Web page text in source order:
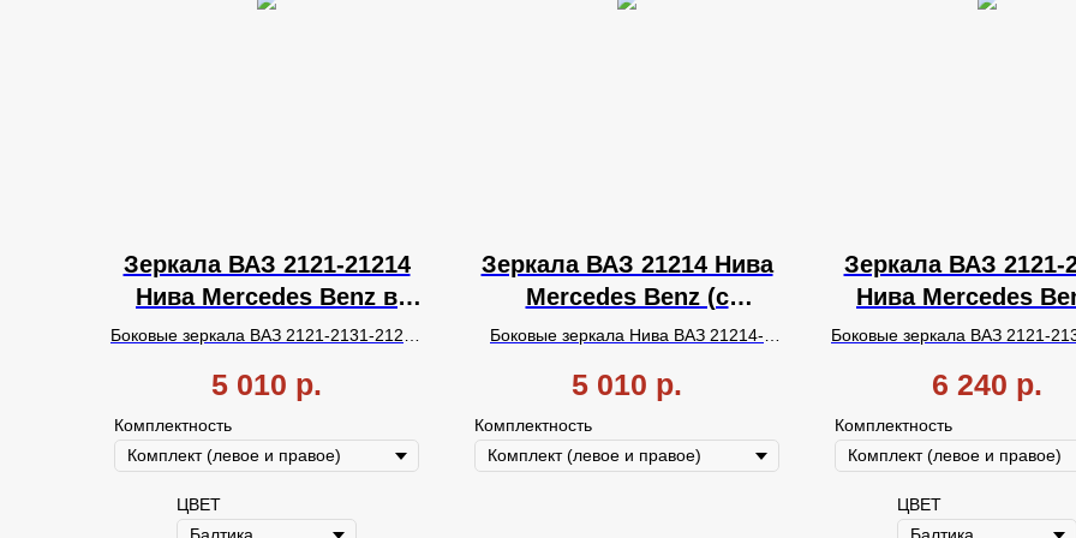
Зеркала ВАЗ 2121-21214
Нива Mercedes Benz в
ЦВЕТ (с повторителем,
Боковые зеркала ВАЗ 2121-2131-21214
Окрашенные, с одиночным
установкой положения отражающего
элемента (через окно).
5 010 р.
Комплектность
ЦВЕТ
Зеркала ВАЗ 21214 Нива
Mercedes Benz (с
повторителем, Наружная
подсветка, Обогрев).
Боковые зеркала Нива ВАЗ 21214-
одиночными повторителями
положения стекла (через окно),
вежливой подсветкой и обогревом.
5 010 р.
Комплектность
Зеркала ВАЗ 2121-
Нива Mercedes
ЦВЕТ (с
обогревом,
подсветка).
Боковые зеркала ВАЗ 2121-
Окрашенные,с
электроприводом
обогревом, вежливой
6 240 р.
Комплектность
ЦВЕТ